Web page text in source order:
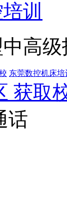
训
高
东莞数控机床培
获取
话